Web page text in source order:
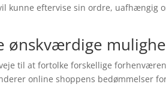
kunne eftervise sin ordre, uafhængig
ønskværdige
til at fortolke forskellige
online shoppens bedømmelser